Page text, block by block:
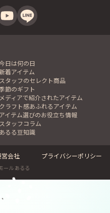
日は何の日
着アイテム
スタッフのセレクト商品
節のギフト
メディアで紹介されたアイテム
クラフト感あふれるアイテム
アイテム選びのお役立ち情報
スタッフコラム
あるる豆知識
営会社 プライバシーポリシー
ール あるる